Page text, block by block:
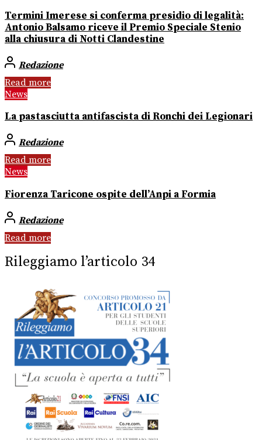
Termini Imerese si conferma presidio di legalità:
Antonio Balsamo riceve il Premio Speciale Stenio
alla chiusura di Notti Clandestine
Redazione
Read more
News
La pastasciutta antifascista di Ronchi dei Legionari
Redazione
Read more
News
Fiorenza Taricone ospite dell’Anpi a Formia
Redazione
Read more
Rileggiamo l’articolo 34